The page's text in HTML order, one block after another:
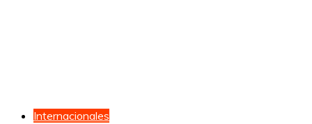
Internacionales